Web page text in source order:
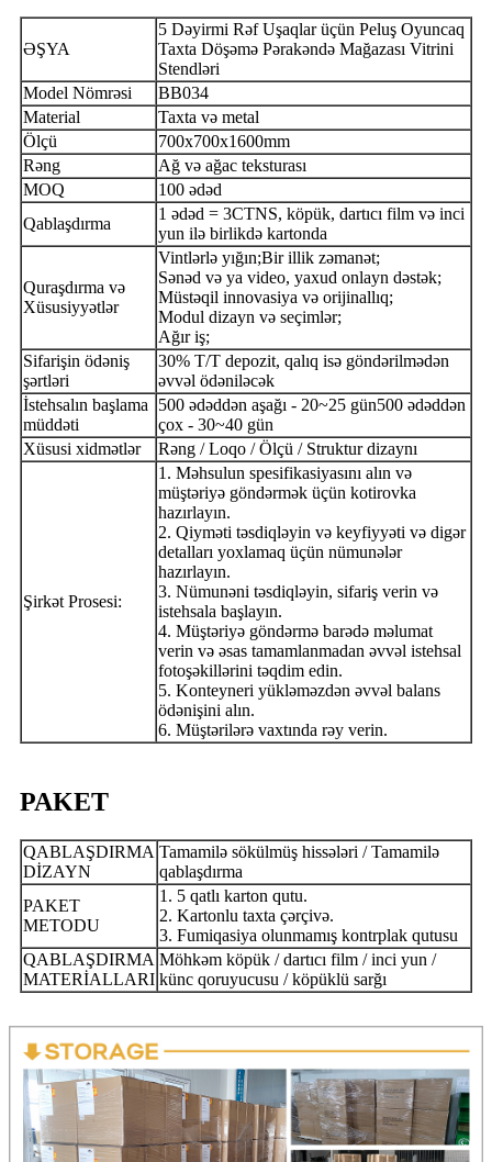
ƏŞYA
5 Dəyirmi Rəf Uşaqlar üçün Peluş Oyuncaq
Taxta Döşəmə Pərakəndə Mağazası Vitrini
Stendləri
Model Nömrəsi
BB034
Material
Taxta və metal
Ölçü
700x700x1600mm
Rəng
Ağ və ağac teksturası
MOQ
100 ədəd
Qablaşdırma
1 ədəd = 3CTNS, köpük, dartıcı film və inci
yun ilə birlikdə kartonda
Quraşdırma və
Xüsusiyyətlər
Vintlərlə yığın;Bir illik zəmanət;
Sənəd və ya video, yaxud onlayn dəstək;
Müstəqil innovasiya və orijinallıq;
Modul dizayn və seçimlər;
Ağır iş;
Sifarişin ödəniş
şərtləri
30% T/T depozit, qalıq isə göndərilmədən
əvvəl ödəniləcək
İstehsalın başlama
müddəti
500 ədəddən aşağı - 20~25 gün500 ədəddən
çox - 30~40 gün
Xüsusi xidmətlər
Rəng / Loqo / Ölçü / Struktur dizaynı
Şirkət Prosesi:
1. Məhsulun spesifikasiyasını alın və
müştəriyə göndərmək üçün kotirovka
hazırlayın.
2. Qiyməti təsdiqləyin və keyfiyyəti və digər
detalları yoxlamaq üçün nümunələr
hazırlayın.
3. Nümunəni təsdiqləyin, sifariş verin və
istehsala başlayın.
4. Müştəriyə göndərmə barədə məlumat
verin və əsas tamamlanmadan əvvəl istehsal
fotoşəkillərini təqdim edin.
5. Konteyneri yükləməzdən əvvəl balans
ödənişini alın.
6. Müştərilərə vaxtında rəy verin.
PAKET
QABLAŞDIRMA
DİZAYN
Tamamilə sökülmüş hissələri / Tamamilə
qablaşdırma
PAKET
METODU
1. 5 qatlı karton qutu.
2. Kartonlu taxta çərçivə.
3. Fumiqasiya olunmamış kontrplak qutusu
QABLAŞDIRMA
MATERİALLARI
Möhkəm köpük / dartıcı film / inci yun /
künc qoruyucusu / köpüklü sarğı